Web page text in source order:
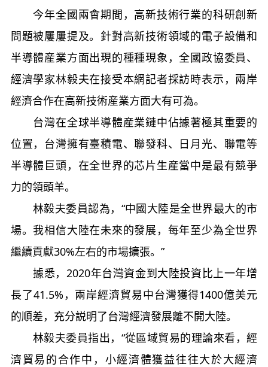
今年全國兩會期間，高新技術行業的科研創新
問題被屢屢提及。針對高新技術領域的電子設備和
半導體産業方面出現的種種現象，全國政協委員、
經濟學家林毅夫在接受本網記者採訪時表示，兩岸
經濟合作在高新技術産業方面大有可為。
台灣在全球半導體産業鏈中佔據著極其重要的
位置，台灣擁有臺積電、聯發科、日月光、聯電等
半導體巨頭，在全世界的芯片生産當中是最有競爭
力的領頭羊。
林毅夫委員認為，“中國大陸是全世界最大的市
場。我相信大陸在未來的發展，每年至少為全世界
繼續貢獻30%左右的市場擴張。”
據悉，2020年台灣資金到大陸投資比上一年增
長了41.5%，兩岸經濟貿易中台灣獲得1400億美元
的順差，充分説明了台灣經濟發展離不開大陸。
林毅夫委員指出，“從區域貿易的理論來看，經
濟貿易的合作中，小經濟體獲益往往大於大經濟